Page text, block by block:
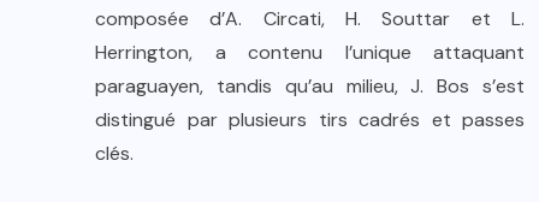
composée d’A. Circati, H. Souttar et L.
Herrington, a contenu l’unique attaquant
paraguayen, tandis qu’au milieu, J. Bos s’est
distingué par plusieurs tirs cadrés et passes
clés.